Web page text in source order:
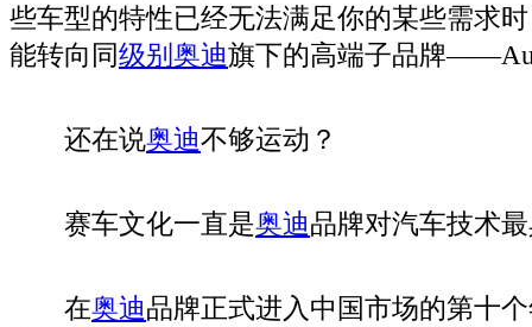
些车型的特性已经无法满足你的某些需求
能转向同级别 奥迪旗下的高端子品牌
还在说奥迪不够运动？
赛车文化一直是奥迪品牌对汽车技术
在奥迪品牌正式进入中国市场的第十